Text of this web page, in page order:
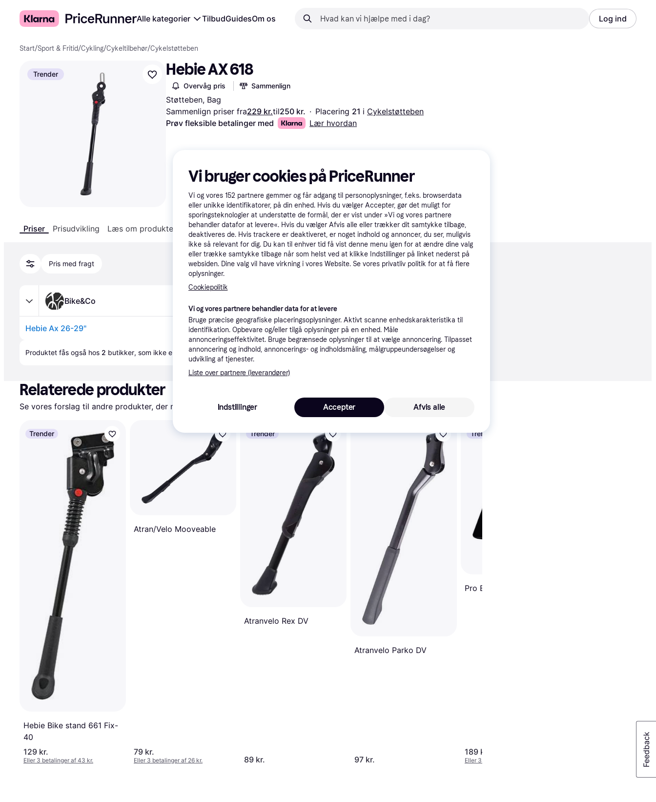
Alle kategorier TilbudGuidesOm os Log ind
Start/Sport & Fritid/Cykling/Cykeltilbehør/Cykelstøtteben
Trender Hebie AX 618
Overvåg pris Sammenlign
Støtteben, Bag
Sammenlign priser fra229 kr.til250 kr. · Placering 21 i Cykelstøtteben
Prøv fleksible betalinger med
Lær hvordan
Priser Prisudvikling Læs om produktet Specifikationer
Pris med fragt Promoveret
Bike&Co
Hebie Ax 26-29" 49 kr. fragt,2-5 dage
Produktet fås også hos 2 butikker, som ikke er betalende kunde i denne kategori. Vis alle priser
Relaterede produkter
Se vores forslag til andre produkter, der matcher dine interesser.
Trender
Hebie Bike stand 661 Fix-
40
129 kr.
Eller 3 betalinger af 43 kr.
Atran/Velo Mooveable
79 kr.
Eller 3 betalinger af 26 kr.
Trender
Atranvelo Rex DV
89 kr.
Atranvelo Parko DV
97 kr.
Trender
Pro Bike Stand
189 kr.
Eller 3 betalinger af 63 kr.
Vi bruger cookies på PriceRunner
Vi og vores 152 partnere gemmer og får adgang til personoplysninger, f.eks. browserdata
eller unikke identifikatorer, på din enhed. Hvis du vælger Accepter, gør det muligt for
sporingsteknologier at understøtte de formål, der er vist under »Vi og vores partnere
behandler datafor at levere«. Hvis du vælger Afvis alle eller trækker dit samtykke tilbage,
deaktiveres de. Hvis trackere er deaktiveret, er noget indhold og annoncer, du ser, muligvis
ikke så relevant for dig. Du kan til enhver tid få vist denne menu igen for at ændre dine valg
eller trække samtykke tilbage når som helst ved at klikke Indstillinger på linket nederst på
websiden. Dine valg vil have virkning i vores Website. Se vores privatliv politik for at få flere
oplysninger.
Cookiepolitik
Vi og vores partnere behandler data for at levere
Bruge præcise geografiske placeringsoplysninger. Aktivt scanne enhedskarakteristika til
identifikation. Opbevare og/eller tilgå oplysninger på en enhed. Måle
annonceringseffektivitet. Bruge begrænsede oplysninger til at vælge annoncering. Tilpasset
annoncering og indhold, annoncerings- og indholdsmåling, målgruppeundersøgelser og
udvikling af tjenester.
Liste over partnere (leverandører)
Indstillinger Afvis alle
Accepter